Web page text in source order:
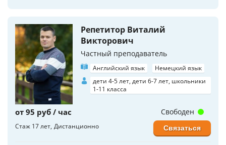
Репетитор Виталий
Викторович
Частный преподаватель
Английский язык
Немецкий язык
дети 4-5 лет, дети 6-7 лет, школьники
1-11 класса
от 95 руб / час
Стаж 17 лет Дистанционно
Свободен
Связаться